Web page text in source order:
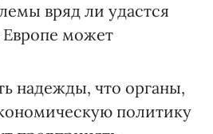
вряд ли удастся
Европе может
надежды, что органы,
политику